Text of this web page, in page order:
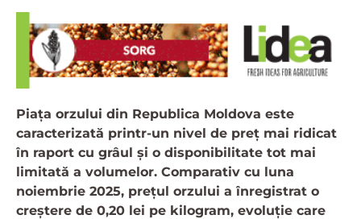
Piața orzului din Republica Moldova este
caracterizată printr-un nivel de preț mai ridicat
în raport cu grâul și o disponibilitate tot mai
limitată a volumelor. Comparativ cu luna
noiembrie 2025, prețul orzului a înregistrat o
creștere de 0,20 lei pe kilogram, evoluție care